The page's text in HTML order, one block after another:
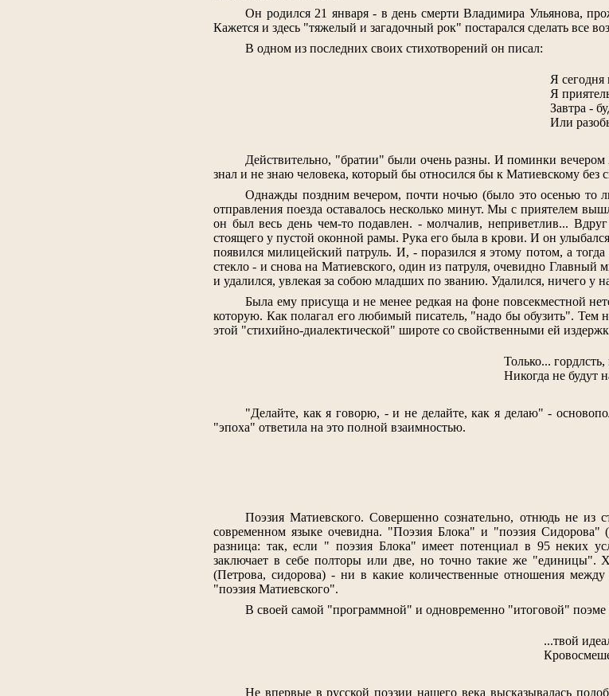
Он родился 21 января - в день смерти Владимира Ульянова,
Кажется и здесь "тяжелый и загадочный рок" постарался сделать все
В одном из последних своих стихотворений он писал:
Я
Я
Завтра -
Или
Действительно, "братии" были очень разны. И поминки
знал и не знаю человека, который бы относился бы к Матиевскому
Однажды поздним вечером, почти ночью (было это осенью то
отправления поезда оставалось несколько минут. Мы с приятелем
он был весь день чем-то подавлен. - молчалив, неприветлив...
стоящего у пустой оконной рамы. Рука его была в крови. И он
появился милицейский патруль. И, - поразился я этому потом, а
стекло - и снова на Матиевского, один из патруля, очевидно Главный
и удалился, увлекая за собою младших по званию. Удалился, ничего у
Была ему присуща и не менее редкая на фоне повсекместной
которую. Как полагал его любимый писатель, "надо бы обузить". Тем
этой "стихийно-диалектической" широте со свойственными ей
Только...
Никогда не будут
"Делайте, как я говорю, - и не делайте, как я делаю" -
"эпоха" ответила на это полной взаимностью.
Поэзия Матиевского. Совершенно сознательно, отнюдь не из
современном языке очевидна. "Поэзия Блока" и "поэзия Сидорова"
разница: так, если " поэзия Блока" имеет потенциал в 95 неких
заключает в себе полторы или две, но точно такие же "единицы".
(Петрова, сидорова) - ни в какие количественные отношения
"поэзия Матиевского".
В своей самой "программной" и одновременно "итоговой"
...твой
Не впервые в русской поэзии нашего века высказывалась